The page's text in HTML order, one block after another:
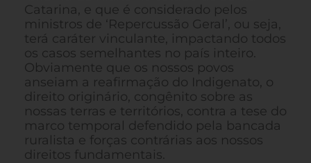
Catarina, e que é considerado pelos
ministros de ‘Repercussão Geral’, ou seja,
terá caráter vinculante, impactando todos
os casos semelhantes no país inteiro.
Obviamente que os nossos povos
anseiam a reafirmação do Indigenato, o
direito originário, congênito sobre as
nossas terras e territórios, contra a tese do
marco temporal defendido pela bancada
ruralista e forças contrárias aos nossos
direitos fundamentais.